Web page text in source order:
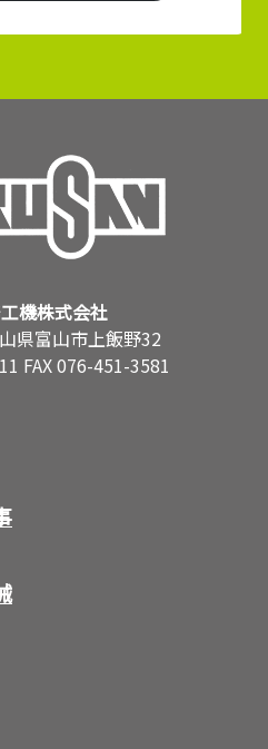
機株式会社
県富山市上飯野32
FAX 076-451-3581